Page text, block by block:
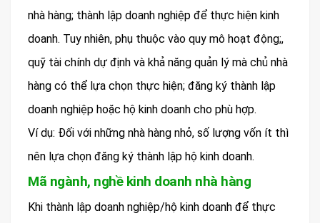
nhà hàng; thành lập doanh nghiệp để thực hiện kinh
doanh. Tuy nhiên, phụ thuộc vào quy mô hoạt động;,
quỹ tài chính dự định và khả năng quản lý mà chủ nhà
hàng có thể lựa chọn thực hiện; đăng ký thành lập
doanh nghiệp hoặc hộ kinh doanh cho phù hợp.
Ví dụ: Đối với những nhà hàng nhỏ, số lượng vốn ít thì
nên lựa chọn đăng ký thành lập hộ kinh doanh.
Mã ngành, nghề kinh doanh nhà hàng
Khi thành lập doanh nghiệp/hộ kinh doanh để thực